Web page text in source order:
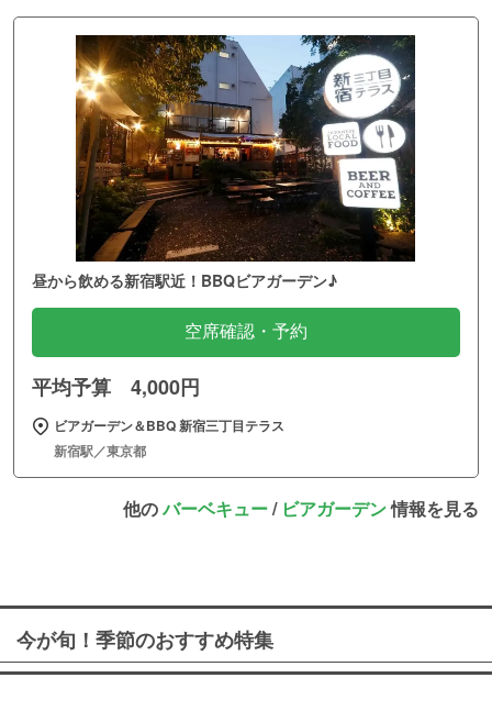
昼から飲める新宿駅近！BBQビアガーデン♪
空席確認・予約
平均予算 4,000円
ビアガーデン＆BBQ 新宿三丁目テラス
新宿駅／東京都
他のバーベキュー/ ビアガーデン情報を見る
今が旬！季節のおすすめ特集